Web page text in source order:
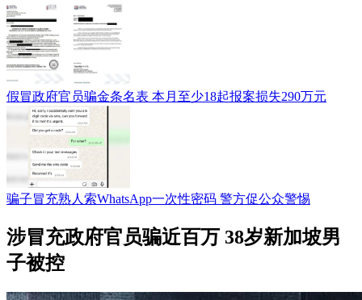
假冒政府官员骗金条名表 本月至少18起报案损失290万元
骗子冒充熟人索WhatsApp一次性密码 警方促公众警惕
涉冒充政府官员骗近百万 38岁新加坡男
子被控